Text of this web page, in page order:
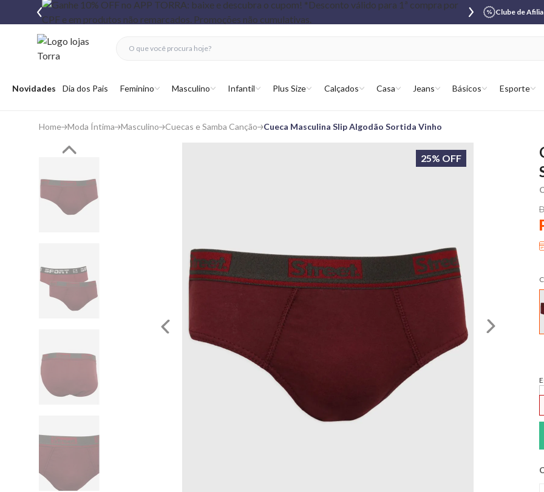
Clube de
Abrir menu
Novidades Dia dos Pais Feminino Masculino Infantil Plus Size Calçados Casa Jeans Básicos Esporte
fechar menu
fechar menu
favoritos
Home Moda Íntima Masculino Cuecas e Samba Canção Cueca Masculina Slip Algodão Sortida Vinho
25% OFF